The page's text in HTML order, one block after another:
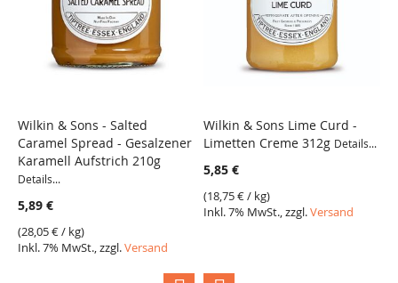
VERGLEICH
Wilkin & Sons - Salted
Caramel Spread - Gesalzener
Karamell Aufstrich 210g
Details...
5,89 €
(28,05 €/ kg)
Inkl. 7% MwSt., zzgl.Versand
VERGLEICH
Wilkin & Sons Lime Curd -
Limetten Creme 312g Details...
5,85 €
(18,75 €/ kg)
Inkl. 7% MwSt., zzgl.Versand